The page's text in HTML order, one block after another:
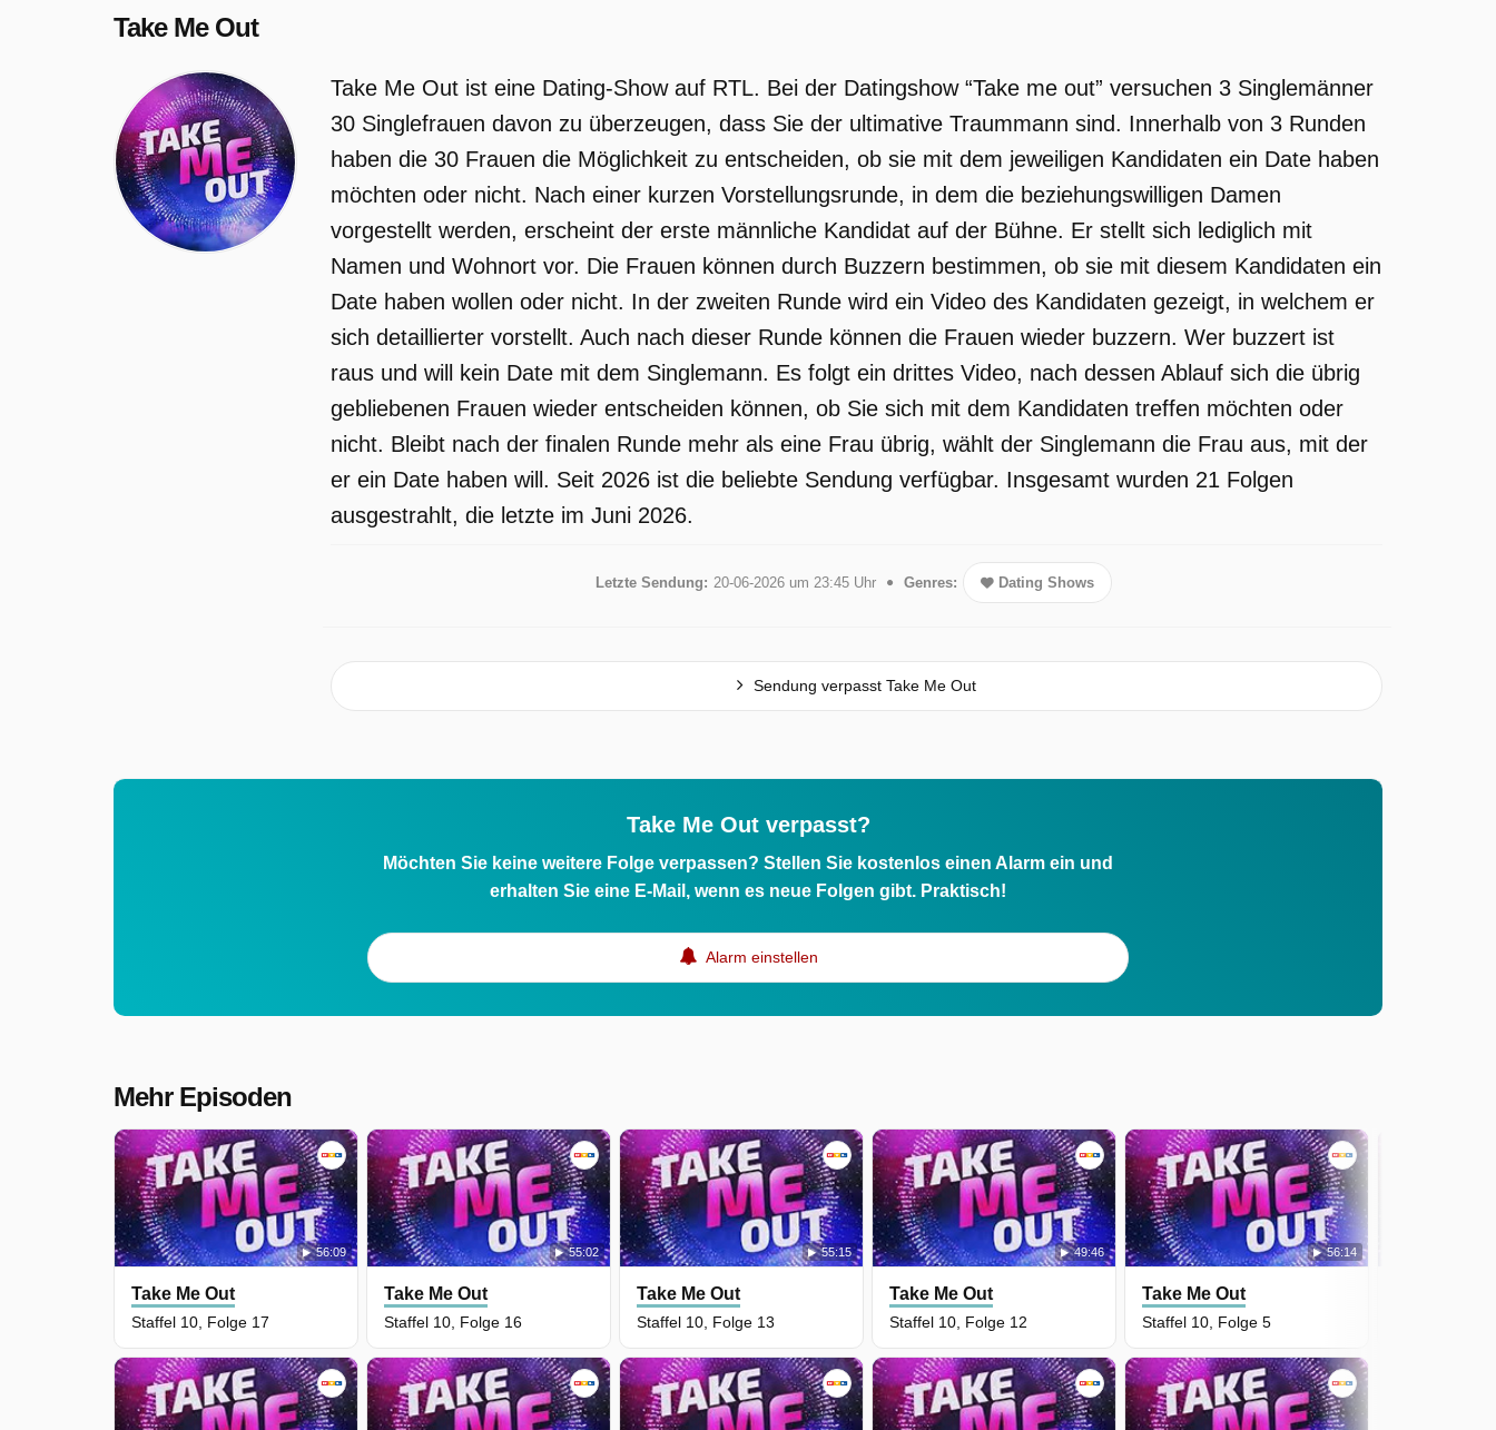
Take Me Out
Take Me Out ist eine Dating-Show auf RTL. Bei der Datingshow “Take me out” versuchen 3 Singlemänner
30 Singlefrauen davon zu überzeugen, dass Sie der ultimative Traummann sind. Innerhalb von 3 Runden
haben die 30 Frauen die Möglichkeit zu entscheiden, ob sie mit dem jeweiligen Kandidaten ein Date haben
möchten oder nicht. Nach einer kurzen Vorstellungsrunde, in dem die beziehungswilligen Damen
vorgestellt werden, erscheint der erste männliche Kandidat auf der Bühne. Er stellt sich lediglich mit
Namen und Wohnort vor. Die Frauen können durch Buzzern bestimmen, ob sie mit diesem Kandidaten ein
Date haben wollen oder nicht. In der zweiten Runde wird ein Video des Kandidaten gezeigt, in welchem er
sich detaillierter vorstellt. Auch nach dieser Runde können die Frauen wieder buzzern. Wer buzzert ist
raus und will kein Date mit dem Singlemann. Es folgt ein drittes Video, nach dessen Ablauf sich die übrig
gebliebenen Frauen wieder entscheiden können, ob Sie sich mit dem Kandidaten treffen möchten oder
nicht. Bleibt nach der finalen Runde mehr als eine Frau übrig, wählt der Singlemann die Frau aus, mit der
er ein Date haben will. Seit 2026 ist die beliebte Sendung verfügbar. Insgesamt wurden 21 Folgen
ausgestrahlt, die letzte im Juni 2026.
Letzte Sendung: 20-06-2026 um 23:45 Uhr Genres: Dating Shows
Sendung verpasst Take Me Out
Take Me Out verpasst?
Möchten Sie keine weitere Folge verpassen? Stellen Sie kostenlos einen Alarm ein und
erhalten Sie eine E-Mail, wenn es neue Folgen gibt. Praktisch!
Alarm einstellen
Mehr Episoden
56:09
Take Me Out
Staffel 10, Folge 17
55:02
Take Me Out
Staffel 10, Folge 16
55:15
Take Me Out
Staffel 10, Folge 13
49:46
Take Me Out
Staffel 10, Folge 12
56:14
Take Me Out
Staffel 10, Folge 5